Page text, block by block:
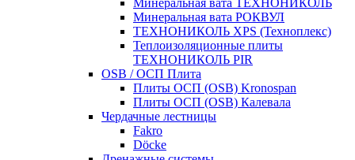
Минеральная вата ТЕХНОНИКОЛЬ
Минеральная вата РОКВУЛ
ТЕХНОНИКОЛЬ XPS (Техноплекс)
Теплоизоляционные плиты
ТЕХНОНИКОЛЬ PIR
OSB / ОСП Плита
Плиты ОСП (OSB) Kronospan
Плиты ОСП (OSB) Калевала
Чердачные лестницы
Fakro
Döcke